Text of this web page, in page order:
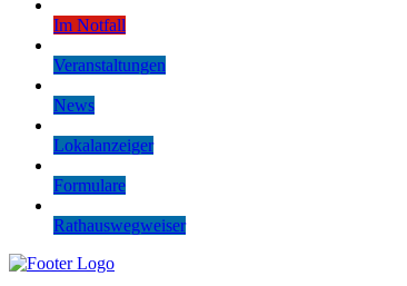
Im Notfall
Veranstaltungen
News
Lokalanzeiger
Formulare
Rathauswegweiser